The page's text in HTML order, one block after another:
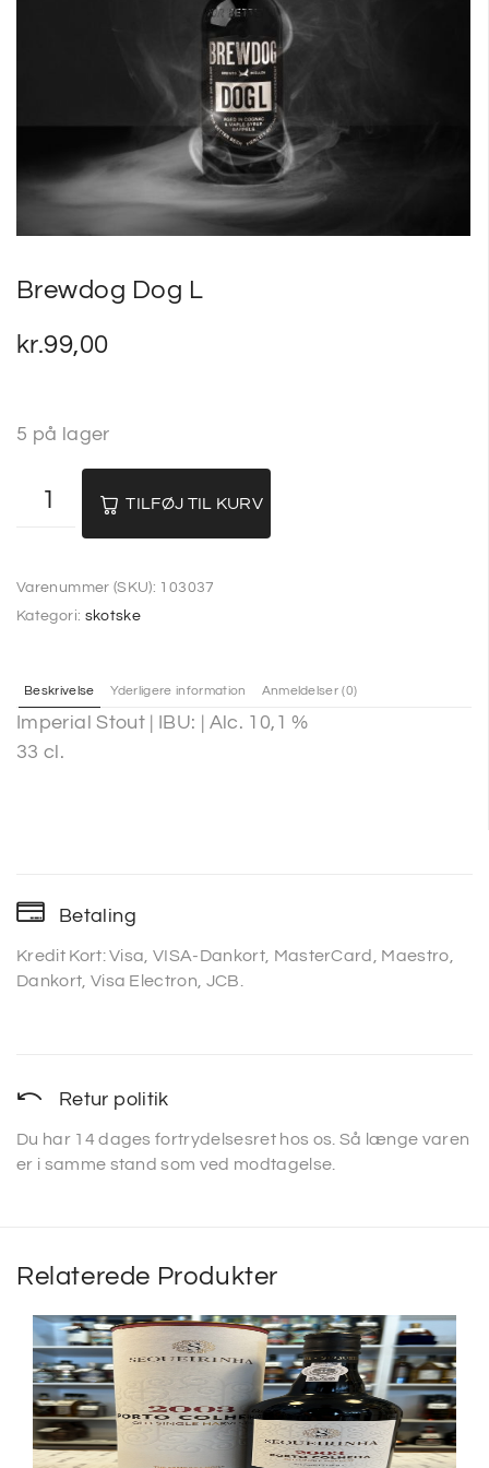
Brewdog Dog L
kr.99,00
5 på lager
TILFØJ TIL KURV
Varenummer (SKU): 103037
Kategori: skotske
Beskrivelse Yderligere information Anmeldelser (0)
Imperial Stout | IBU: | Alc. 10,1 %
33 cl.
Betaling
Kredit Kort: Visa, VISA-Dankort, MasterCard, Maestro,
Dankort, Visa Electron, JCB.
Retur politik
Du har 14 dages fortrydelsesret hos os. Så længe varen
er i samme stand som ved modtagelse.
Relaterede Produkter